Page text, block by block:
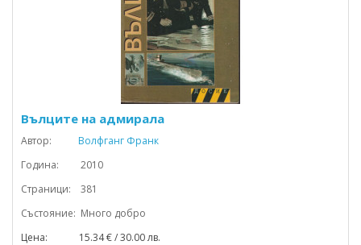
Вълците на адмирала
Автор:
Волфганг Франк
Година: 2010
Страници: 381
Състояние: Много добро
Цена: 15.34 € / 30.00 лв.